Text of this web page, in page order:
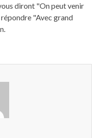
diront "On peut venir
"Avec grand